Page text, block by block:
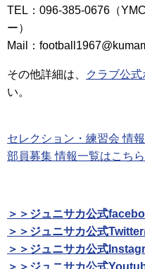
TEL：096-385-0676（
ー）
Mail：
その他詳細は、 クラブ公
い。
セレクション・練習会 情
部員募集 情報一覧はこち
＞＞ジュニサカ公式
＞＞ジュニサカ公式
＞＞ジュニサカ公式
＞＞ジュニサカ公式